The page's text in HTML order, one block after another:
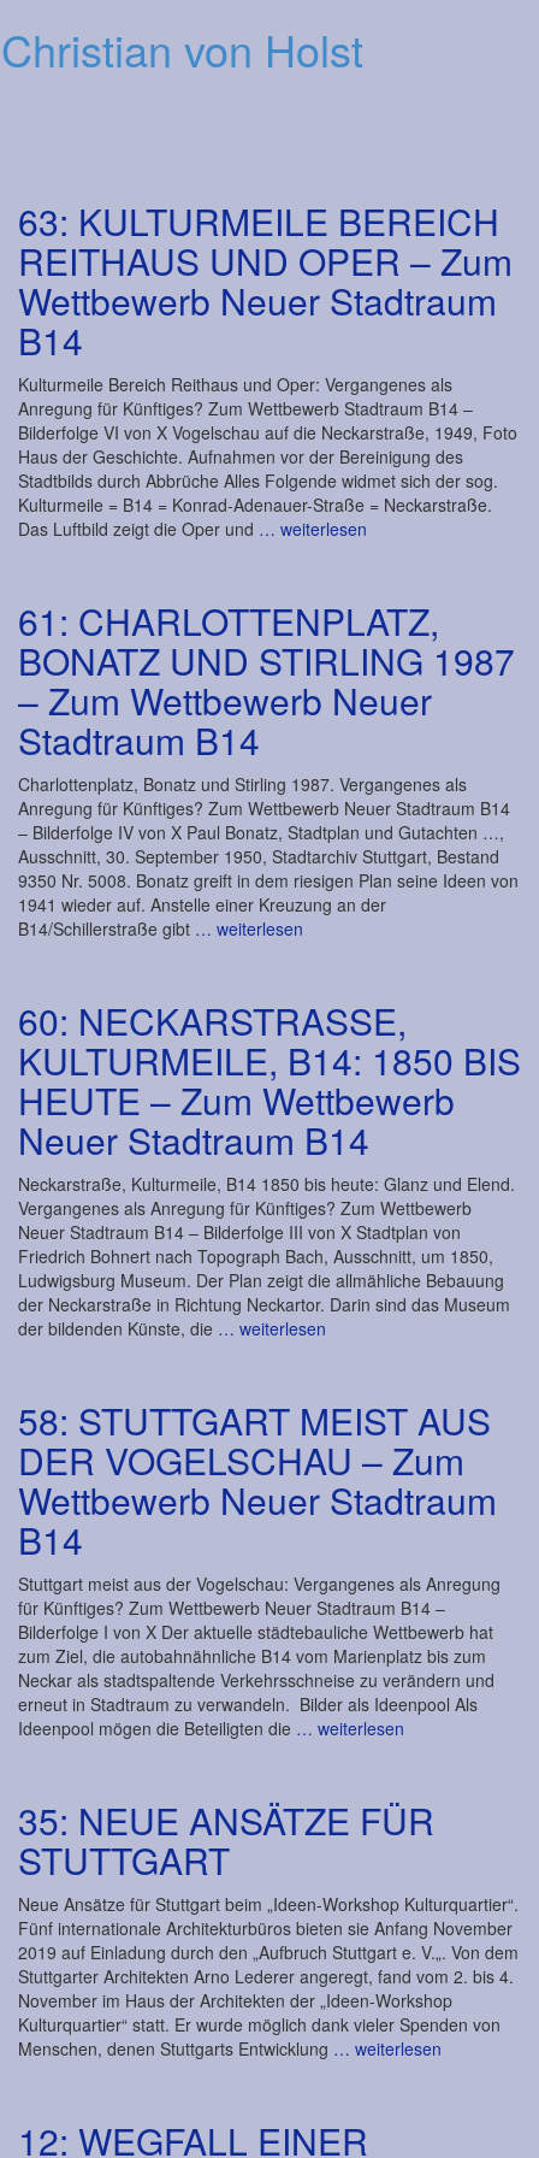
Christian von Holst
63: KULTURMEILE BEREICH
REITHAUS UND OPER – Zum
Wettbewerb Neuer Stadtraum
B14
Kulturmeile Bereich Reithaus und Oper: Vergangenes als
Anregung für Künftiges? Zum Wettbewerb Stadtraum B14 –
Bilderfolge VI von X Vogelschau auf die Neckarstraße, 1949, Foto
Haus der Geschichte. Aufnahmen vor der Bereinigung des
Stadtbilds durch Abbrüche Alles Folgende widmet sich der sog.
Kulturmeile = B14 = Konrad-Adenauer-Straße = Neckarstraße.
Das Luftbild zeigt die Oper und … weiterlesen
61: CHARLOTTENPLATZ,
BONATZ UND STIRLING 1987
– Zum Wettbewerb Neuer
Stadtraum B14
Charlottenplatz, Bonatz und Stirling 1987. Vergangenes als
Anregung für Künftiges? Zum Wettbewerb Neuer Stadtraum B14
– Bilderfolge IV von X Paul Bonatz, Stadtplan und Gutachten …,
Ausschnitt, 30. September 1950, Stadtarchiv Stuttgart, Bestand
9350 Nr. 5008. Bonatz greift in dem riesigen Plan seine Ideen von
1941 wieder auf. Anstelle einer Kreuzung an der
B14/Schillerstraße gibt … weiterlesen
60: NECKARSTRASSE,
KULTURMEILE, B14: 1850 BIS
HEUTE – Zum Wettbewerb
Neuer Stadtraum B14
Neckarstraße, Kulturmeile, B14 1850 bis heute: Glanz und Elend.
Vergangenes als Anregung für Künftiges? Zum Wettbewerb
Neuer Stadtraum B14 – Bilderfolge III von X Stadtplan von
Friedrich Bohnert nach Topograph Bach, Ausschnitt, um 1850,
Ludwigsburg Museum. Der Plan zeigt die allmähliche Bebauung
der Neckarstraße in Richtung Neckartor. Darin sind das Museum
der bildenden Künste, die … weiterlesen
58: STUTTGART MEIST AUS
DER VOGELSCHAU – Zum
Wettbewerb Neuer Stadtraum
B14
Stuttgart meist aus der Vogelschau: Vergangenes als Anregung
für Künftiges? Zum Wettbewerb Neuer Stadtraum B14 –
Bilderfolge I von X Der aktuelle städtebauliche Wettbewerb hat
zum Ziel, die autobahnähnliche B14 vom Marienplatz bis zum
Neckar als stadtspaltende Verkehrsschneise zu verändern und
erneut in Stadtraum zu verwandeln. Bilder als Ideenpool Als
Ideenpool mögen die Beteiligten die … weiterlesen
35: NEUE ANSÄTZE FÜR
STUTTGART
Neue Ansätze für Stuttgart beim „Ideen-Workshop Kulturquartier“.
Fünf internationale Architekturbüros bieten sie Anfang November
2019 auf Einladung durch den „Aufbruch Stuttgart e. V.„. Von dem
Stuttgarter Architekten Arno Lederer angeregt, fand vom 2. bis 4.
November im Haus der Architekten der „Ideen-Workshop
Kulturquartier“ statt. Er wurde möglich dank vieler Spenden von
Menschen, denen Stuttgarts Entwicklung … weiterlesen
12: WEGFALL EINER